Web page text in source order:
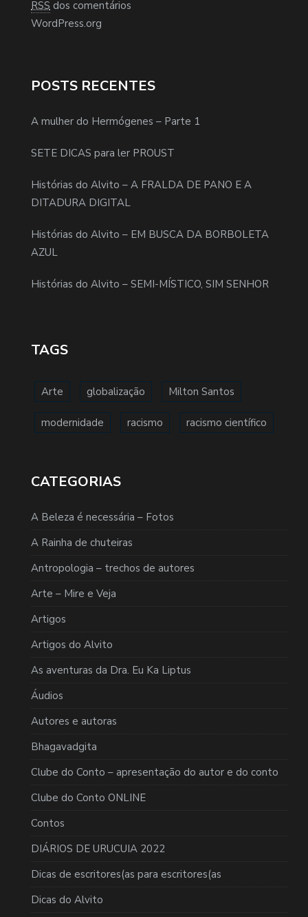
RSS dos comentários
WordPress.org
POSTS RECENTES
A mulher do Hermógenes – Parte 1
SETE DICAS para ler PROUST
Histórias do Alvito – A FRALDA DE PANO E A
DITADURA DIGITAL
Histórias do Alvito – EM BUSCA DA BORBOLETA
AZUL
Histórias do Alvito – SEMI-MÍSTICO, SIM SENHOR
TAGS
Arte globalização Milton Santos
modernidade racismo racismo científico
CATEGORIAS
A Beleza é necessária – Fotos
A Rainha de chuteiras
Antropologia – trechos de autores
Arte – Mire e Veja
Artigos
Artigos do Alvito
As aventuras da Dra. Eu Ka Liptus
Áudios
Autores e autoras
Bhagavadgita
Clube do Conto – apresentação do autor e do conto
Clube do Conto ONLINE
Contos
DIÁRIOS DE URUCUIA 2022
Dicas de escritores(as para escritores(as
Dicas do Alvito